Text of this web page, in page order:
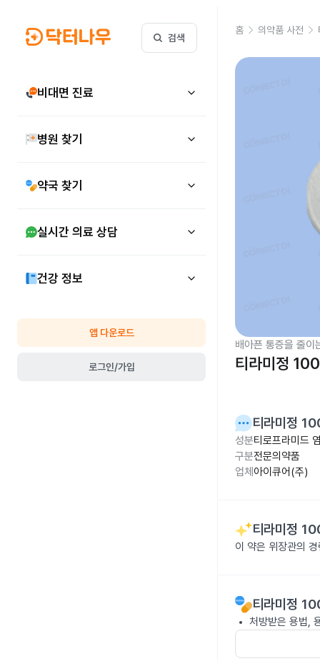
검색
비대면 진료
병원 찾기
약국 찾기
실시간 의료 상담
건강 정보
앱 다운로드
로그인/가입
홈 의약품 사전
배아픈 통증을 줄이
티라미정
티라미정
성분티로프라미드
구분전문의약품
업체 아이큐어(주)
티라미정
이 약은 위장관의
티라미정
처방받은 용법,